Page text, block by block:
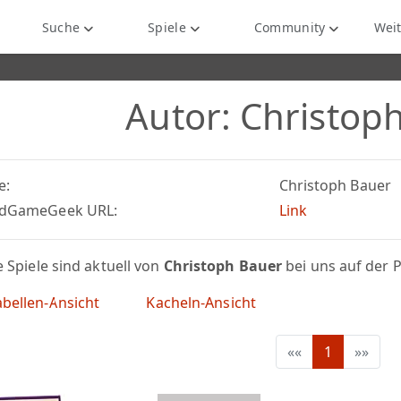
Suche Spiele Community
Autor:
Christoph Bauer
URL:
Link
Spiele sind aktuell von Christoph Bauer bei uns auf der
Ansicht
Kacheln-Ansicht
«« 1 »»